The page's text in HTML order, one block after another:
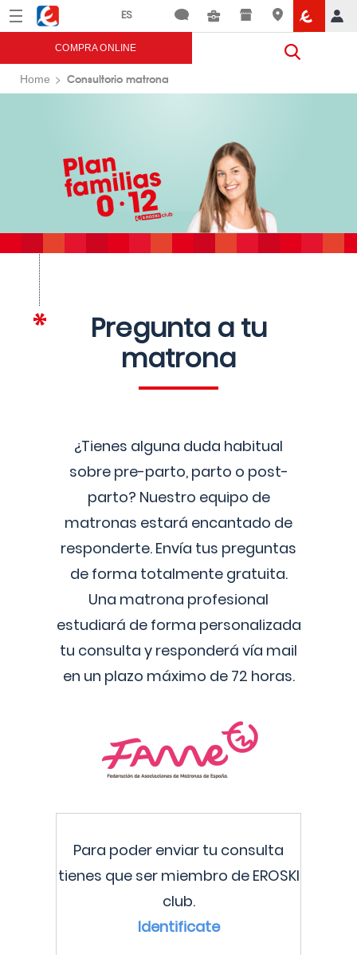
Menú Eroski
COMPRA ONLINE
Home Consultorio matrona
Pregunta a tu
matrona
¿Tienes alguna duda habitual
sobre pre-parto, parto o post-
parto? Nuestro equipo de
matronas estará encantado de
responderte. Envía tus preguntas
de forma totalmente gratuita.
Una matrona profesional
estudiará de forma personalizada
tu consulta y responderá vía mail
en un plazo máximo de 72 horas.
Para poder enviar tu consulta
tienes que ser miembro de EROSKI
club.
Identificate